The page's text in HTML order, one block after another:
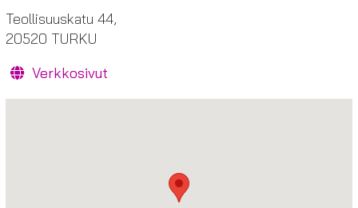
Teollisuuskatu 44,
20520 TURKU
Verkkosivut